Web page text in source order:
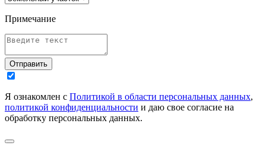
Примечание
Отправить
Я ознакомлен с Политикой в области персональных данных,
политикой конфиденциальности и даю свое согласие на
обработку персональных данных.